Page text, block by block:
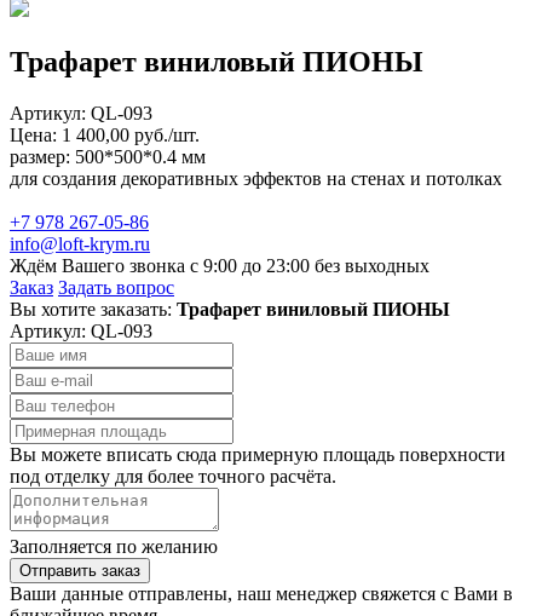
Трафарет виниловый ПИОНЫ
Артикул: QL-093
Цена: 1 400,00 руб./шт.
размер: 500*500*0.4 мм
для создания декоративных эффектов на стенах и потолках
+7 978 267-05-86
info@loft-krym.ru
Ждём Вашего звонка с 9:00 до 23:00 без выходных
Заказ Задать вопрос
Вы хотите заказать: Трафарет виниловый ПИОНЫ
Артикул: QL-093
Вы можете вписать сюда примерную площадь поверхности
под отделку для более точного расчёта.
Заполняется по желанию
Отправить заказ
Ваши данные отправлены, наш менеджер свяжется с Вами в